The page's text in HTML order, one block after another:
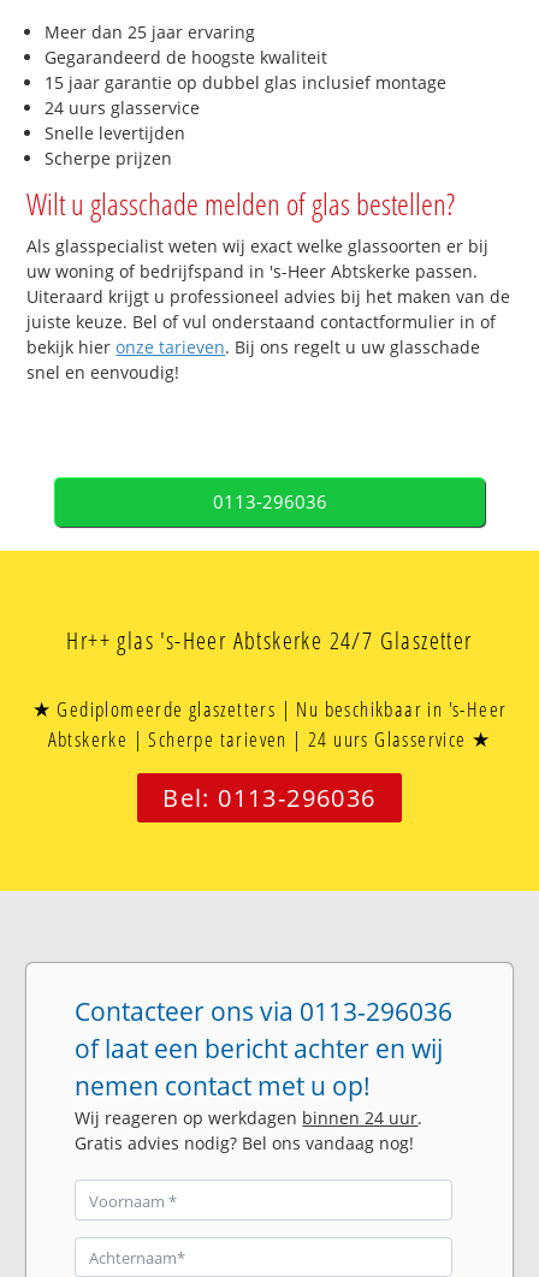
Meer dan 25 jaar ervaring
Gegarandeerd de hoogste kwaliteit
15 jaar garantie op dubbel glas inclusief montage
24 uurs glasservice
Snelle levertijden
Scherpe prijzen
Wilt u glasschade melden of glas bestellen?
Als glasspecialist weten wij exact welke glassoorten er bij
uw woning of bedrijfspand in 's-Heer Abtskerke passen.
Uiteraard krijgt u professioneel advies bij het maken van de
juiste keuze. Bel of vul onderstaand contactformulier in of
bekijk hieronze tarieven. Bij ons regelt u uw glasschade
snel en eenvoudig!
0113-296036
Hr++ glas 's-Heer Abtskerke 24/7 Glaszetter
★ Gediplomeerde glaszetters | Nu beschikbaar in 's-Heer
Abtskerke | Scherpe tarieven | 24 uurs Glasservice ★
Bel: 0113-296036
Contacteer ons via 0113-296036
of laat een bericht achter en wij
nemen contact met u op!
Wij reageren op werkdagen binnen 24 uur.
Gratis advies nodig? Bel ons vandaag nog!